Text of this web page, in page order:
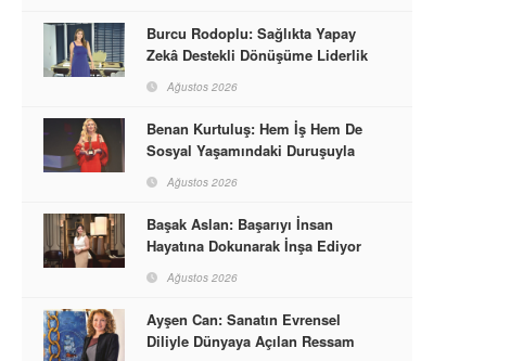
Burcu Rodoplu: Sağlıkta Yapay
Zekâ Destekli Dönüşüme Liderlik
Ağustos 2026
Benan Kurtuluş: Hem İş Hem De
Sosyal Yaşamındaki Duruşuyla
Ağustos 2026
Başak Aslan: Başarıyı İnsan
Hayatına Dokunarak İnşa Ediyor
Ağustos 2026
Ayşen Can: Sanatın Evrensel
Diliyle Dünyaya Açılan Ressam